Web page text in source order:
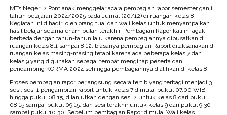
MTs Negeri 2 Pontianak menggelar acara pembagian rapor semester ganjil
tahun pelajaran 2024/2025 pada Jum’at (20/12) di ruangan kelas 8.
Kegiatan ini dihadiri oleh orang tua, dan wali kelas untuk menyampaikan
hasil belajar selama enam bulan terakhir. Pembagian Rapor kali ini agak
berbeda dengan tahun-tahun lalu karena pembagiannya dipusatkan di
ruangan kelas 8.1 sampai 8.12, biasanya pembagian Raport dilaksanakan di
ruangan kelas masing-masing tetapi karena ada beberapa kelas 7 dan
kelas 9 yang digunakan sebagai tempat menginap peserta dan
pendamping KORMA 2024 sehingga pembagiannya dialihkan di kelas 8.
Proses pembagian rapor berlangsung secara tertib yang terbagi menjadi 3
sesi, sesi 1 pengambilan raport untuk kelas 7 dimulai pukul 07.00 WIB
hingga pukul 08.15, dilanjutkan dengan sesi 2 untuk kelas 8 dari pukul
08.15 sampai pukul 09.15, dan sesi terakhir untuk kelas 9 dari pukul 9.30
sampai pukul 10.30. Sebelum pembagian Rapor dimulai Wali kelas